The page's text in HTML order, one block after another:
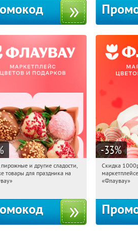
Получили:
пирожные и другие сладости,
товары для праздника на
-33%
08:45:45
Россия
Скидка
«Флаувау»